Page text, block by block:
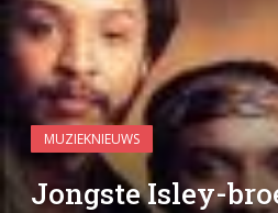
MUZIEKNIEUWS
Jongste Isley-